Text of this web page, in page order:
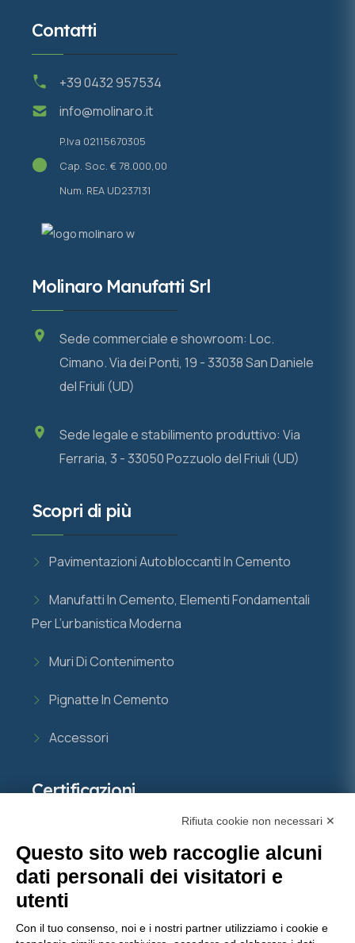
Contatti
+39 0432 957534
info@molinaro.it
P.Iva 02115670305
Cap. Soc. € 78.000,00
Num. REA UD237131
Molinaro Manufatti Srl
Sede commerciale e showroom: Loc.
Cimano. Via dei Ponti, 19 - 33038 San Daniele
del Friuli (UD)
Sede legale e stabilimento produttivo: Via
Ferraria, 3 - 33050 Pozzuolo del Friuli (UD)
Scopri di più
Pavimentazioni Autobloccanti In Cemento
Manufatti In Cemento, Elementi Fondamentali
Per L’urbanistica Moderna
Muri Di Contenimento
Pignatte In Cemento
Accessori
Certificazioni
Molinaro Manufattipunta sulla qualità certificata,
con importanti attestazioni che garantiscono
prodotti e servizi all’avanguardia nel settore del
calcestruzzo.
Rifiuta cookie non necessari ✕
Questo sito web raccoglie alcuni
dati personali dei visitatori e
utenti
Con il tuo consenso, noi e i nostri partner utilizziamo i cookie e